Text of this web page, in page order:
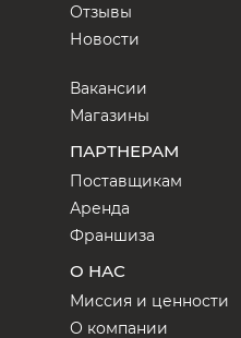
Отзывы
Новости
Вакансии
Магазины
ПАРТНЕРАМ
Поставщикам
Аренда
Франшиза
О НАС
Миссия и ценности
О компании